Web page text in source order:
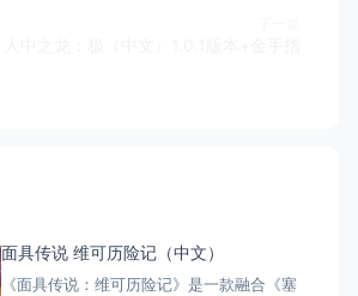
面具传说 维可历险记（中文）
《面具传说：维可历险记》是一款融合《塞